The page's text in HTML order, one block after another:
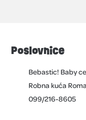
Poslovnice
Bebastic! Baby
Robna kuća
099/216-8605